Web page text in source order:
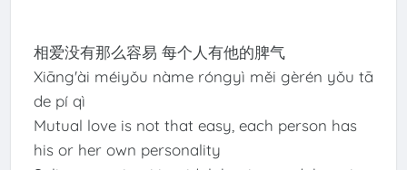
相爱没有那么容易 每个人有他的脾气
Xiāng'ài méiyǒu nàme róngyì měi gèrén yǒu tā
de pí qì
Mutual love is not that easy, each person has
his or her own personality